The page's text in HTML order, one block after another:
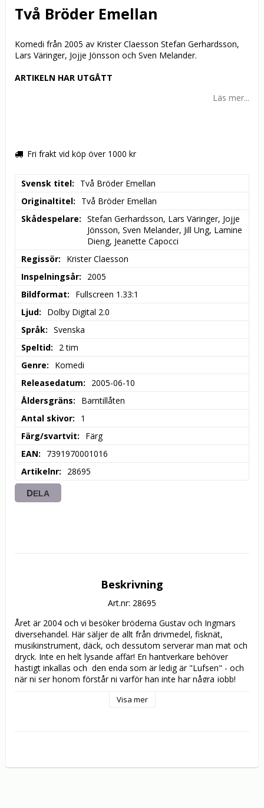
Två Bröder Emellan
Komedi från 2005 av Krister Claesson Stefan Gerhardsson,
Lars Väringer, Jojje Jönsson och Sven Melander.
ARTIKELN HAR UTGÅTT
Läs mer...
Fri frakt vid köp över 1000 kr
Svensk titel
Två Bröder Emellan
Originaltitel
Två Bröder Emellan
Skådespelare
Stefan Gerhardsson, Lars Väringer, Jojje
Jönsson, Sven Melander, Jill Ung, Lamine
Dieng, Jeanette Capocci
Regissör
Krister Claesson
Inspelningsår
2005
Bildformat
Fullscreen 1.33:1
Ljud
Dolby Digital 2.0
Språk
Svenska
Speltid
2 tim
Genre
Komedi
Releasedatum
2005-06-10
Åldersgräns
Barntillåten
Antal skivor
1
Färg/svartvit
Färg
EAN
7391970001016
Artikelnr
28695
DELA
Beskrivning
Art.nr: 28695
Året är 2004 och vi besöker bröderna Gustav och Ingmars
diversehandel. Här säljer de allt från drivmedel, fisknät,
musikinstrument, däck, och dessutom serverar man mat och
dryck. Inte en helt lysande affär! En hantverkare behöver
hastigt inkallas och  den enda som är ledig är "Lufsen" - och
när ni ser honom förstår ni varför han inte har några jobb!
kvinna, vill anställa en han kan bli kär i... Kanske den som
Visa mer